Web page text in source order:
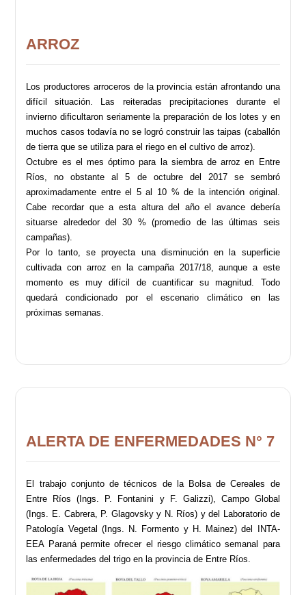
ARROZ
Los productores arroceros de la provincia están afrontando una
difícil situación. Las reiteradas precipitaciones durante el
invierno dificultaron seriamente la preparación de los lotes y en
muchos casos todavía no se logró construir las taipas (caballón
de tierra que se utiliza para el riego en el cultivo de arroz).
Octubre es el mes óptimo para la siembra de arroz en Entre
Ríos, no obstante al 5 de octubre del 2017 se sembró
aproximadamente entre el 5 al 10 % de la intención original.
Cabe recordar que a esta altura del año el avance debería
situarse alrededor del 30 % (promedio de las últimas seis
campañas).
Por lo tanto, se proyecta una disminución en la superficie
cultivada con arroz en la campaña 2017/18, aunque a este
momento es muy difícil de cuantificar su magnitud. Todo
quedará condicionado por el escenario climático en las
próximas semanas.
ALERTA DE ENFERMEDADES N° 7
El trabajo conjunto de técnicos de la Bolsa de Cereales de
Entre Ríos (Ings. P. Fontanini y F. Galizzi), Campo Global
(Ings. E. Cabrera, P. Glagovsky y N. Ríos) y del Laboratorio de
Patología Vegetal (Ings. N. Formento y H. Mainez) del INTA-
EEA Paraná permite ofrecer el riesgo climático semanal para
las enfermedades del trigo en la provincia de Entre Ríos.